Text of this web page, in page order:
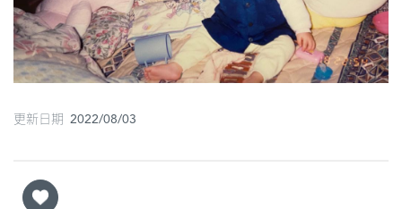
媽
閣
廟
更新日期 2022/08/03